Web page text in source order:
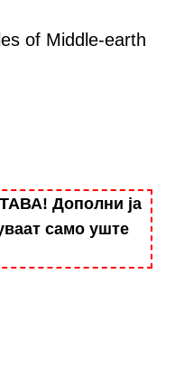
of Middle-earth
Дополни ја
само уште